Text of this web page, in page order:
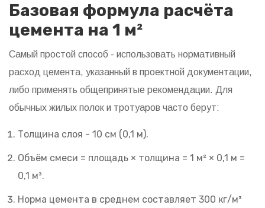
Базовая формула расчёта
цемента на 1 м²
Самый простой способ - использовать нормативный
расход цемента, указанный в проектной документации,
либо применять общепринятые рекомендации. Для
обычных жилых полок и тротуаров часто берут:
Толщина слоя - 10 см (0,1 м).
Объём смеси = площадь × толщина = 1 м² × 0,1 м =
0,1 м³.
Норма цемента в среднем составляет 300 кг/м³